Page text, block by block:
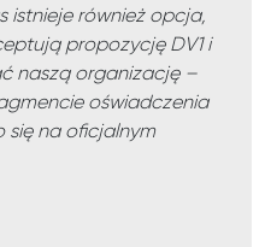
istnieje również opcja,
propozycję DV1 i
naszą organizację –
oświadczenia
na oficjalnym